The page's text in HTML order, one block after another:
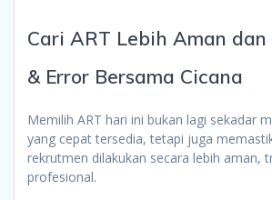
Cari ART Lebih Aman
& Error Bersama Cicana
Memilih ART hari ini bukan lagi sekadar
yang cepat tersedia, tetapi juga
rekrutmen dilakukan secara lebih aman,
profesional.